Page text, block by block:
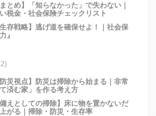
とめ】「知らなかった」で失わない｜
税金・社会保険チェックリスト
存戦略】逃げ道を確保せよ！｜社会保
』
災視点】防災は掃除から始まる｜非常
済む家」を作る考え方
えとしての掃除】床に物を置かないだ
がる｜掃除・防災・生存率